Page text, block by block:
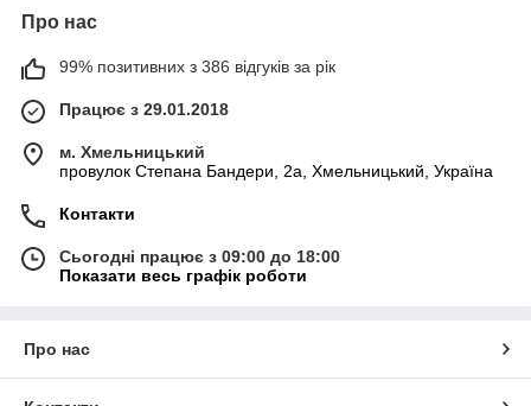
Про нас
99% позитивних з 386 відгуків за рік
Працює з 29.01.2018
м. Хмельницький
провулок Степана Бандери, 2a, Хмельницький, Україна
Контакти
Сьогодні працює з 09:00 до 18:00
Показати весь графік роботи
Про нас